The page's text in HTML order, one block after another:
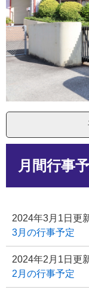
月間行事
2024年3月1日更
3月の行事予定
2024年2月1日更
2月の行事予定